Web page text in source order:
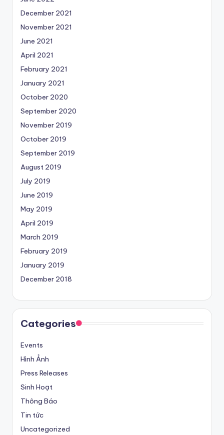
December 2021
November 2021
June 2021
April 2021
February 2021
January 2021
October 2020
September 2020
November 2019
October 2019
September 2019
August 2019
July 2019
June 2019
May 2019
April 2019
March 2019
February 2019
January 2019
December 2018
Categories
Events
Hình Ảnh
Press Releases
Sinh Hoạt
Thông Báo
Tin tức
Uncategorized